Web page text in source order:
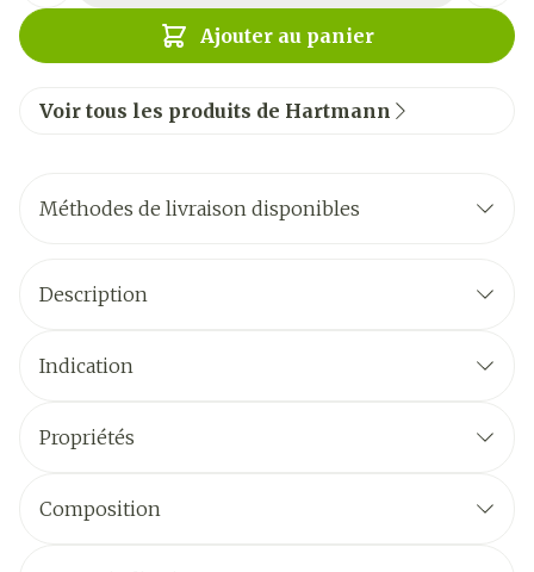
Ajouter au panier
Voir tous les produits de Hartmann
Méthodes de livraison disponibles
Description
Indication
Propriétés
Composition